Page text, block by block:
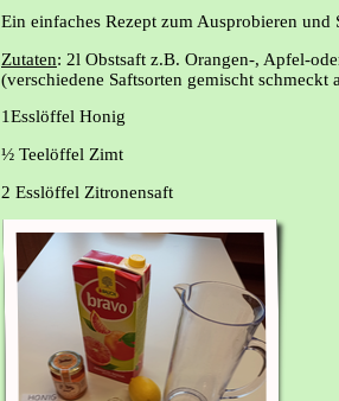
Ein einfaches Rezept zum Ausprobieren und
Zutaten: 2l Obstsaft z.B. Orangen-, Apfel-
(verschiedene Saftsorten gemischt schmeckt
1Esslöffel Honig
½ Teelöffel Zimt
2 Esslöffel Zitronensaft